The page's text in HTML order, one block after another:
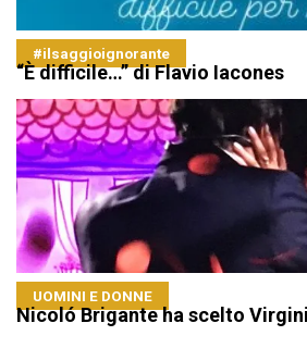
#ilsaggioignorante
“È difficile…” di Flavio Iacones
UOMINI E DONNE
Nicoló Brigante ha scelto